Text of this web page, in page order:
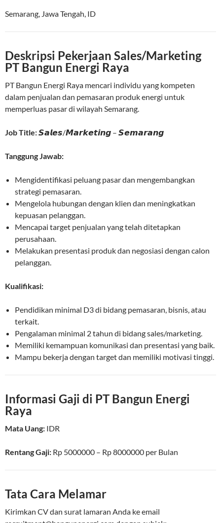
Semarang, Jawa Tengah, ID
Deskripsi Pekerjaan Sales/Marketing
PT Bangun Energi Raya
PT Bangun Energi Raya mencari individu yang kompeten
dalam penjualan dan pemasaran produk energi untuk
memperluas pasar di wilayah Semarang.
Job Title:𝙎𝙖𝙡𝙚𝙨/𝙈𝙖𝙧𝙠𝙚𝙩𝙞𝙣𝙜 – 𝙎𝙚𝙢𝙖𝙧𝙖𝙣𝙜
Tanggung Jawab:
Mengidentifikasi peluang pasar dan mengembangkan
strategi pemasaran.
Mengelola hubungan dengan klien dan meningkatkan
kepuasan pelanggan.
Mencapai target penjualan yang telah ditetapkan
perusahaan.
Melakukan presentasi produk dan negosiasi dengan calon
pelanggan.
Kualifikasi:
Pendidikan minimal D3 di bidang pemasaran, bisnis, atau
terkait.
Pengalaman minimal 2 tahun di bidang sales/marketing.
Memiliki kemampuan komunikasi dan presentasi yang baik.
Mampu bekerja dengan target dan memiliki motivasi tinggi.
Informasi Gaji di PT Bangun Energi
Raya
Mata Uang: IDR
Rentang Gaji: Rp 5000000 – Rp8000000 per Bulan
Tata Cara Melamar
Kirimkan CV dan surat lamaran Anda ke email